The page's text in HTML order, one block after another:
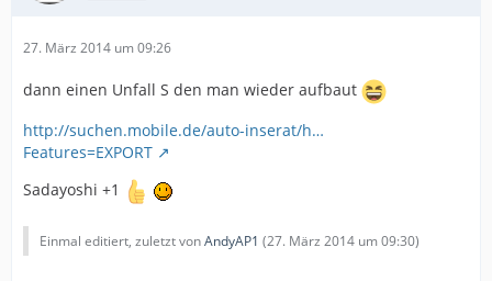
27. März 2014 um 09:26
dann einen Unfall S den man wieder aufbaut
http://suchen.mobile.de/auto-inserat/h…
Features=EXPORT
Sadayoshi +1
Einmal editiert, zuletzt vonAndyAP1 (27. März 2014 um 09:30)